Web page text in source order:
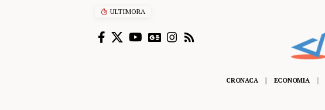
ULTIMORA
CRONACA ECONOMIA